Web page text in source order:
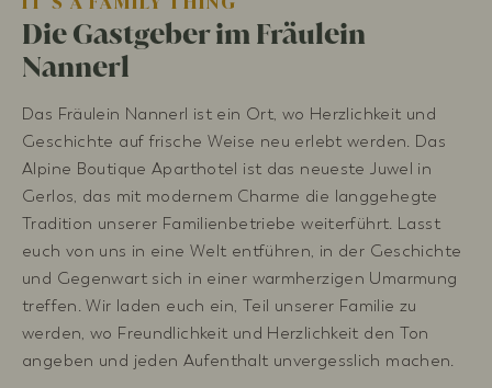
Die Gastgeber im Fräulein
Nannerl
Das Fräulein Nannerl ist ein Ort, wo Herzlichkeit und
Geschichte auf frische Weise neu erlebt werden. Das
Alpine Boutique Aparthotel ist das neueste Juwel in
Gerlos, das mit modernem Charme die langgehegte
Tradition unserer Familienbetriebe weiterführt. Lasst
euch von uns in eine Welt entführen, in der Geschichte
und Gegenwart sich in einer warmherzigen Umarmung
treffen. Wir laden euch ein, Teil unserer Familie zu
werden, wo Freundlichkeit und Herzlichkeit den Ton
angeben und jeden Aufenthalt unvergesslich machen.